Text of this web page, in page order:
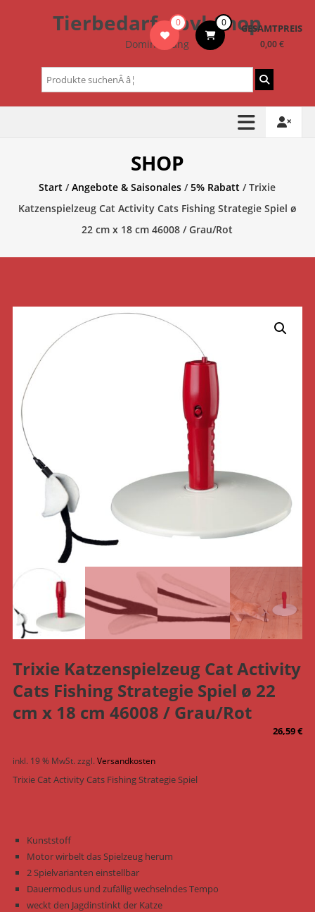
Tierbedarf – bvl-Shop
Dominik Lang
0 0 GESAMTPREIS
0,00 €
Suchen
nach:
SHOP
Start /Angebote & Saisonales /5% Rabatt / Trixie
Katzenspielzeug Cat Activity Cats Fishing Strategie Spiel ø
22 cm x 18 cm 46008 / Grau/Rot
Trixie Katzenspielzeug Cat Activity
Cats Fishing Strategie Spiel ø 22
cm x 18 cm 46008 / Grau/Rot
26,59€
inkl. 19 % MwSt. zzgl. Versandkosten
Trixie Cat Activity Cats Fishing Strategie Spiel
Kunststoff
Motor wirbelt das Spielzeug herum
2 Spielvarianten einstellbar
Dauermodus und zufällig wechselndes Tempo
weckt den Jagdinstinkt der Katze